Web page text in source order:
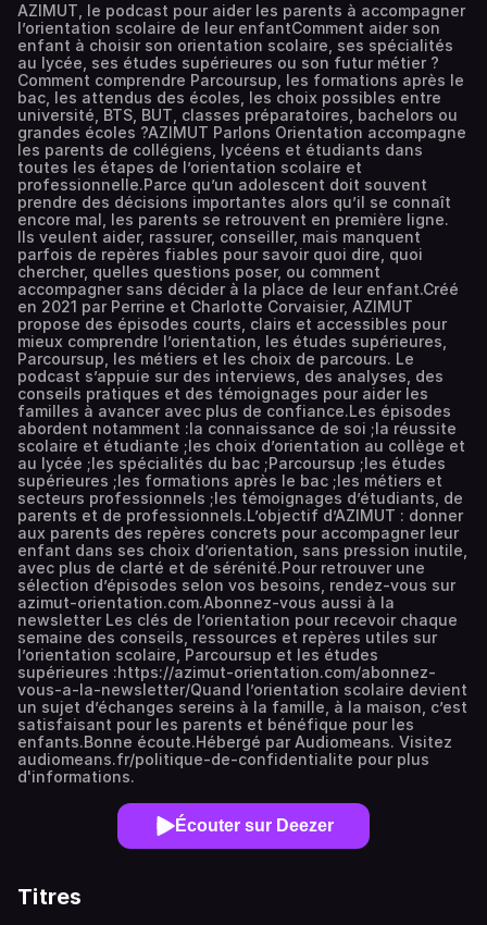
AZIMUT, le podcast pour aider les parents à accompagner
l’orientation scolaire de leur enfantComment aider son
enfant à choisir son orientation scolaire, ses spécialités
au lycée, ses études supérieures ou son futur métier ?
Comment comprendre Parcoursup, les formations après le
bac, les attendus des écoles, les choix possibles entre
université, BTS, BUT, classes préparatoires, bachelors ou
grandes écoles ?AZIMUT Parlons Orientation accompagne
les parents de collégiens, lycéens et étudiants dans
toutes les étapes de l’orientation scolaire et
professionnelle.Parce qu’un adolescent doit souvent
prendre des décisions importantes alors qu’il se connaît
encore mal, les parents se retrouvent en première ligne.
Ils veulent aider, rassurer, conseiller, mais manquent
parfois de repères fiables pour savoir quoi dire, quoi
chercher, quelles questions poser, ou comment
accompagner sans décider à la place de leur enfant.Créé
en 2021 par Perrine et Charlotte Corvaisier, AZIMUT
propose des épisodes courts, clairs et accessibles pour
mieux comprendre l’orientation, les études supérieures,
Parcoursup, les métiers et les choix de parcours. Le
podcast s’appuie sur des interviews, des analyses, des
conseils pratiques et des témoignages pour aider les
familles à avancer avec plus de confiance.Les épisodes
abordent notamment :la connaissance de soi ;la réussite
scolaire et étudiante ;les choix d’orientation au collège et
au lycée ;les spécialités du bac ;Parcoursup ;les études
supérieures ;les formations après le bac ;les métiers et
secteurs professionnels ;les témoignages d’étudiants, de
parents et de professionnels.L’objectif d’AZIMUT : donner
aux parents des repères concrets pour accompagner leur
enfant dans ses choix d’orientation, sans pression inutile,
avec plus de clarté et de sérénité.Pour retrouver une
sélection d’épisodes selon vos besoins, rendez-vous sur
azimut-orientation.com.Abonnez-vous aussi à la
newsletter Les clés de l’orientation pour recevoir chaque
semaine des conseils, ressources et repères utiles sur
l’orientation scolaire, Parcoursup et les études
supérieures :https://azimut-orientation.com/abonnez-
vous-a-la-newsletter/Quand l’orientation scolaire devient
un sujet d’échanges sereins à la famille, à la maison, c’est
satisfaisant pour les parents et bénéfique pour les
enfants.Bonne écoute.Hébergé par Audiomeans. Visitez
audiomeans.fr/politique-de-confidentialite pour plus
d'informations.
Écouter sur Deezer
Titres